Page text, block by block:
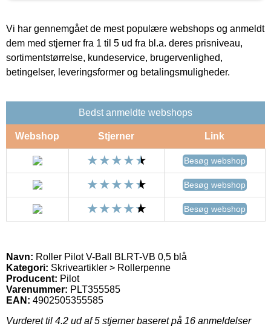
Vi har gennemgået de mest populære webshops og anmeldt
dem med stjerner fra 1 til 5 ud fra bl.a. deres prisniveau,
sortimentstørrelse, kundeservice, brugervenlighed,
betingelser, leveringsformer og betalingsmuligheder.
Bedst anmeldte webshops
Webshop Stjerner Link
Besøg webshop
Besøg webshop
Besøg webshop
Navn: Roller Pilot V-Ball BLRT-VB 0,5 blå
Kategori: Skriveartikler > Rollerpenne
Producent: Pilot
Varenummer: PLT355585
EAN: 4902505355585
Vurderet til 4.2 ud af 5 stjerner baseret på 16 anmeldelser